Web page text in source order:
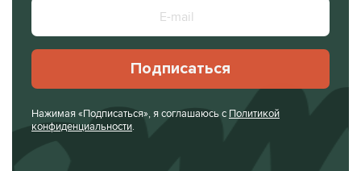
Подписаться
Нажимая «Подписаться», я соглашаюсь с Политикой
конфиденциальности.